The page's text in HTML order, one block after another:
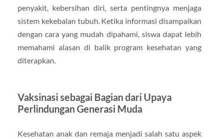
penyakit, kebersihan diri, serta pentingnya menjaga
sistem kekebalan tubuh. Ketika informasi disampaikan
dengan cara yang mudah dipahami, siswa dapat lebih
memahami alasan di balik program kesehatan yang
diterapkan.
Vaksinasi sebagai Bagian dari Upaya
Perlindungan Generasi Muda
Kesehatan anak dan remaja menjadi salah satu aspek